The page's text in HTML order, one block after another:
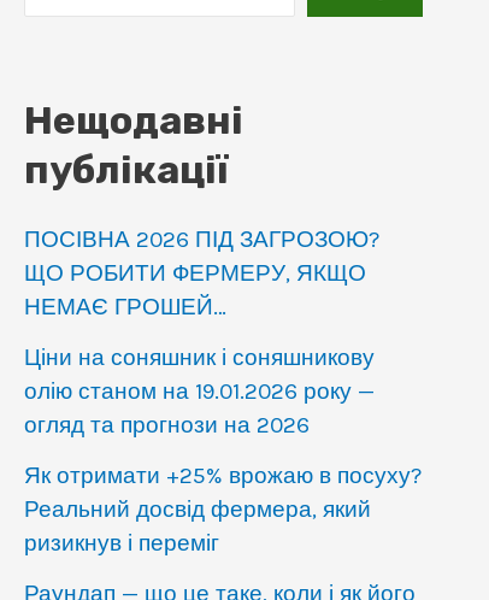
Нещодавні
публікації
ПОСІВНА 2026 ПІД ЗАГРОЗОЮ?
ЩО РОБИТИ ФЕРМЕРУ, ЯКЩО
НЕМАЄ ГРОШЕЙ…
Ціни на соняшник і соняшникову
олію станом на 19.01.2026 року —
огляд та прогнози на 2026
Як отримати +25% врожаю в посуху?
Реальний досвід фермера, який
ризикнув і переміг
Раундап — що це таке, коли і як його